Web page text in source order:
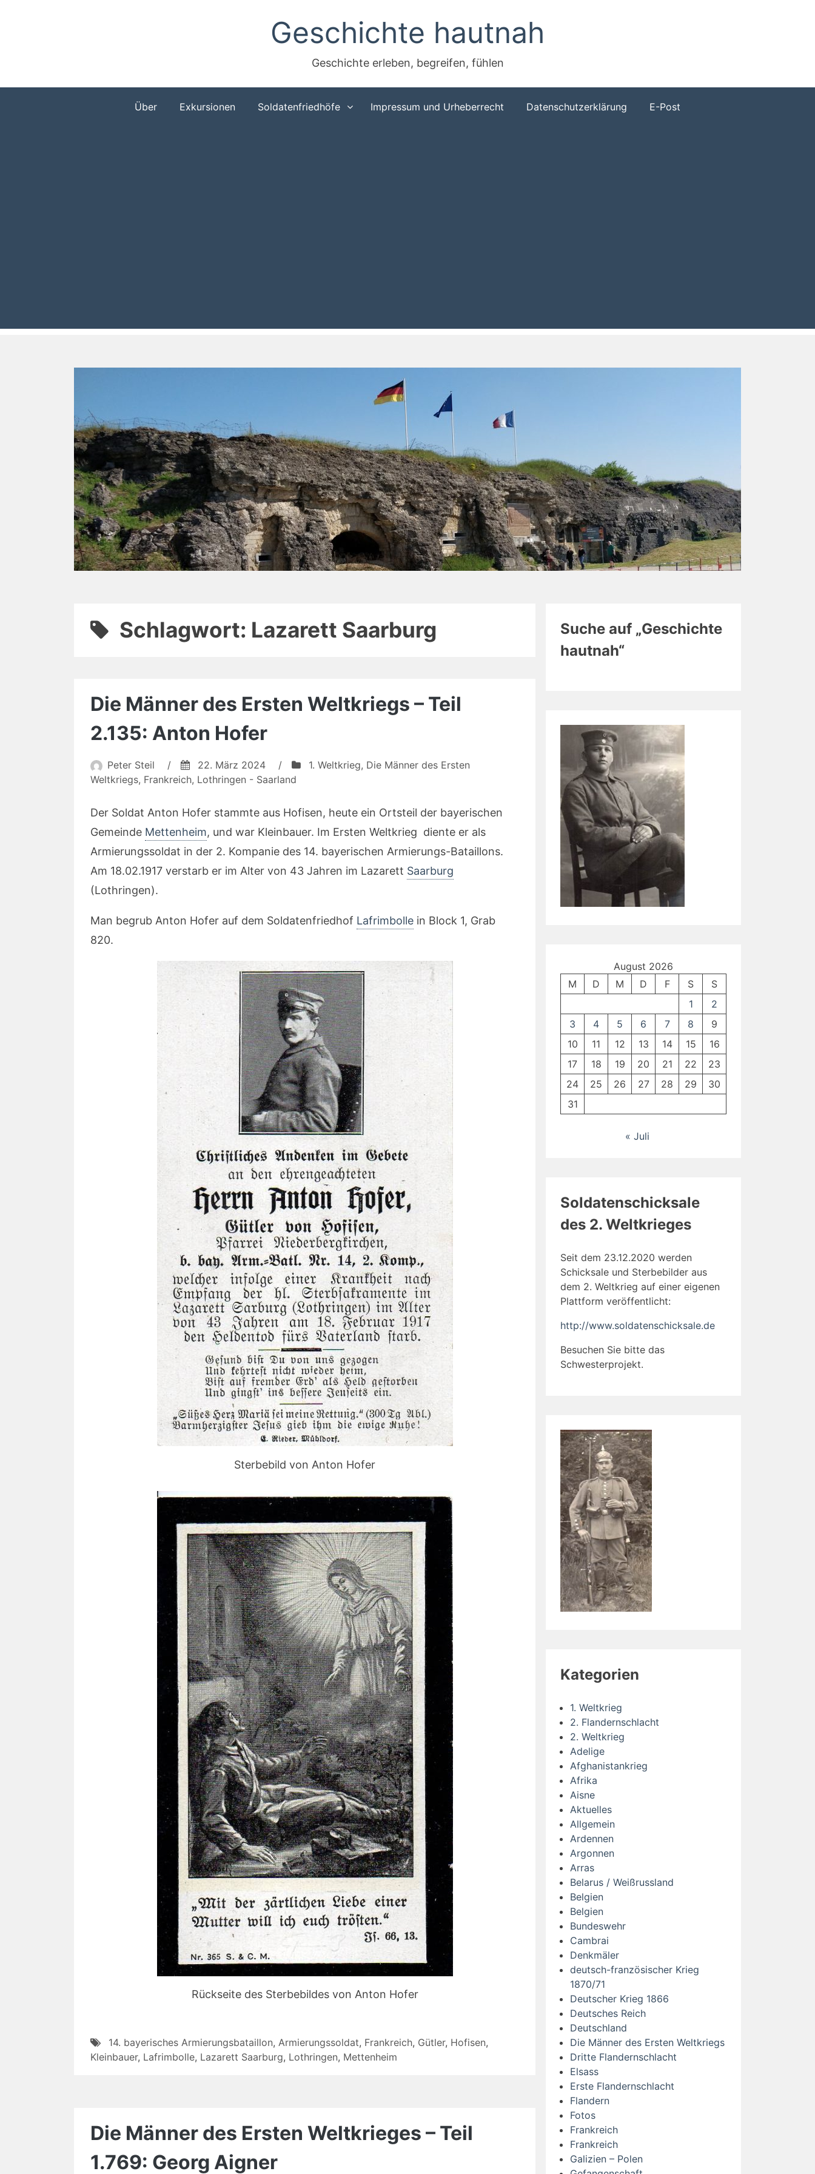
Geschichte hautnah
Geschichte erleben, begreifen, fühlen
Über Exkursionen Soldatenfriedhöfe Impressum und Urheberrecht Datenschutzerklärung E-Post
Schlagwort: Lazarett Saarburg
Die Männer des Ersten Weltkriegs – Teil
2.135: Anton Hofer
Peter Steil / 22. März 2024 / 1. Weltkrieg, Die Männer des Ersten
Weltkriegs, Frankreich, Lothringen - Saarland
Der Soldat Anton Hofer stammte aus Hofisen, heute ein Ortsteil der bayerischen
Gemeinde Mettenheim, und war Kleinbauer. Im Ersten Weltkrieg diente er als
Armierungssoldat in der 2. Kompanie des 14. bayerischen Armierungs-Bataillons.
Am 18.02.1917 verstarb er im Alter von 43 Jahren im Lazarett Saarburg
(Lothringen).
Man begrub Anton Hofer auf dem Soldatenfriedhof Lafrimbolle in Block 1, Grab
820.
Sterbebild von Anton Hofer
Rückseite des Sterbebildes von Anton Hofer
14. bayerisches Armierungsbataillon, Armierungssoldat, Frankreich, Gütler, Hofisen,
Kleinbauer, Lafrimbolle, Lazarett Saarburg, Lothringen, Mettenheim
Die Männer des Ersten Weltkrieges – Teil
1.769: Georg Aigner
Suche auf „Geschichte
hautnah“
August 2026
M
D M D F S
S
1
2
3
4 5 6 7 8
9
10
11 12 13 14 15
16
17
18 19 20 21 22
23
24
25 26 27 28 29
30
31
« Juli
Soldatenschicksale
des 2. Weltkrieges
Seit dem 23.12.2020 werden
Schicksale und Sterbebilder aus
dem 2. Weltkrieg auf einer eigenen
Plattform veröffentlicht:
http://www.soldatenschicksale.de
Besuchen Sie bitte das
Schwesterprojekt.
Kategorien
1. Weltkrieg
2. Flandernschlacht
2. Weltkrieg
Adelige
Afghanistankrieg
Afrika
Aisne
Aktuelles
Allgemein
Ardennen
Argonnen
Arras
Belarus / Weißrussland
Belgien
Belgien
Bundeswehr
Cambrai
Denkmäler
deutsch-französischer Krieg
1870/71
Deutscher Krieg 1866
Deutsches Reich
Deutschland
Die Männer des Ersten Weltkriegs
Dritte Flandernschlacht
Elsass
Erste Flandernschlacht
Flandern
Fotos
Frankreich
Frankreich
Galizien – Polen